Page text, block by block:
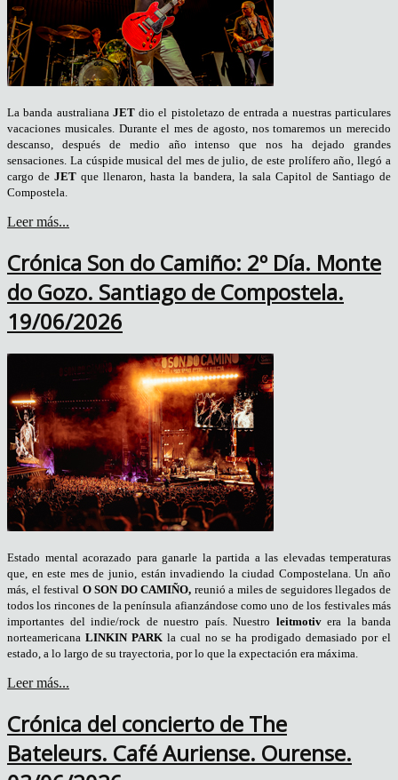
La banda australiana JETdio el pistoletazo de entrada a nuestras particulares
vacaciones musicales. Durante el mes de agosto, nos tomaremos un merecido
descanso, después de medio año intenso que nos ha dejado grandes
sensaciones. La cúspide musical del mes de julio, de este prolífero año, llegó a
cargo de JETque llenaron, hasta la bandera, la sala Capitol de Santiago de
Compostela.
Leer más...
Crónica Son do Camiño: 2º Día. Monte
do Gozo. Santiago de Compostela.
19/06/2026
Estado mental acorazado para ganarle la partida a las elevadas temperaturas
que, en este mes de junio, están invadiendo la ciudad Compostelana. Un año
más, el festival O SON DO CAMIÑO, reunió a miles de seguidores llegados de
todos los rincones de la península afianzándose como uno de los festivales más
importantes del indie/rock de nuestro país. Nuestro leitmotivera la banda
norteamericana LINKIN PARKla cual no se ha prodigado demasiado por el
estado, a lo largo de su trayectoria, por lo que la expectación era máxima.
Leer más...
Crónica del concierto de The
Bateleurs. Café Auriense. Ourense.